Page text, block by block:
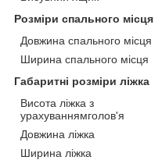
Розміри спального місця
Довжина спального місця
Ширина спального місця
Габаритні розміри ліжка
Висота ліжка з
урахуваннямголов'я
Довжина ліжка
Ширина ліжка